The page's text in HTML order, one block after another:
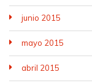
junio 2015
mayo 2015
abril 2015